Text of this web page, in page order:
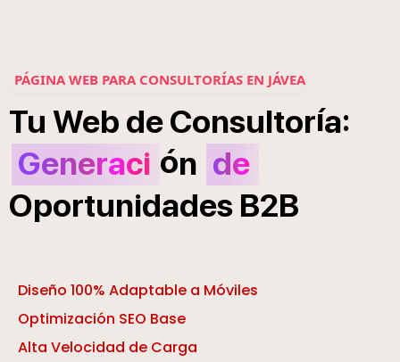
PÁGINA WEB PARA CONSULTORÍAS EN JÁVEA
Tu Web deConsultoría:
Generaci ón de
Oportunidades B2B
Diseño 100% Adaptable a Móviles
Optimización SEO Base
Alta Velocidad de Carga